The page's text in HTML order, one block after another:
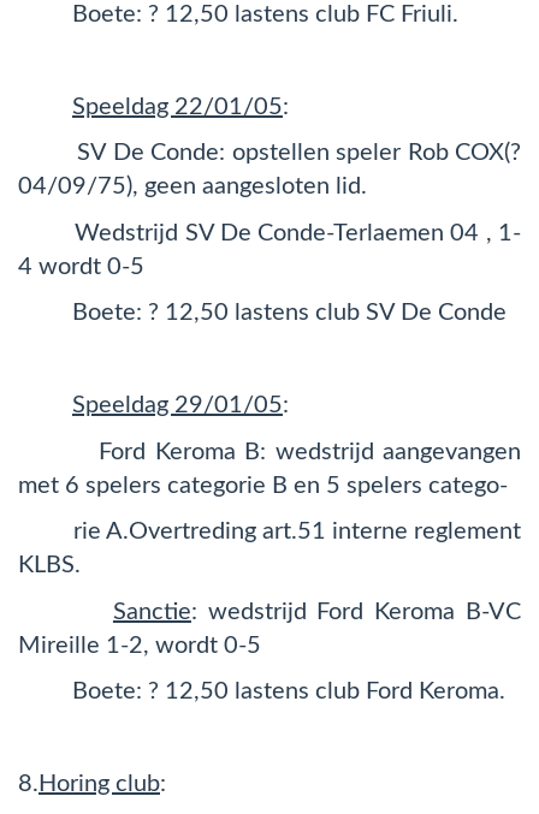
Boete: ? 12,50 lastens club FC Friuli.
Speeldag 22/01/05:
SV De Conde: opstellen speler Rob COX(?
04/09/75), geen aangesloten lid.
Wedstrijd SV De Conde-Terlaemen 04 , 1-
4 wordt 0-5
Boete: ? 12,50 lastens club SV De Conde
Speeldag 29/01/05:
Ford Keroma B: wedstrijd aangevangen
met 6 spelers categorie B en 5 spelers catego-
rie A.Overtreding art.51 interne reglement
KLBS.
Sanctie: wedstrijd Ford Keroma B-VC
Mireille 1-2, wordt 0-5
Boete: ? 12,50 lastens club Ford Keroma.
8. Horing club: